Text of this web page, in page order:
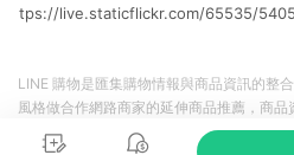
tps://live.staticflickr.com/65535/
LINE 購物是匯集購物情報與商品資訊的整
風格做合作網路商家的延伸商品推薦，商
商品至各合作網路商家，確認現售價與購